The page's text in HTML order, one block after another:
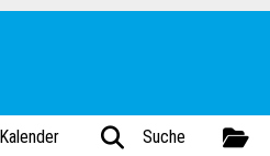
Kalender Suche